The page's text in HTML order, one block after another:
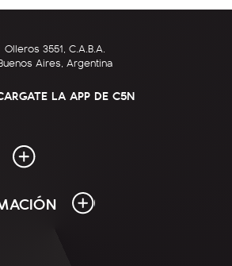
Olleros 3551, C.A.B.A.
Aires, Argentina
LA APP DE C5N